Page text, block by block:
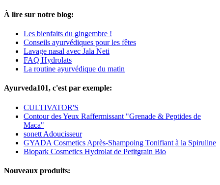
À lire sur notre blog:
Les bienfaits du gingembre !
Conseils ayurvédiques pour les fêtes
Lavage nasal avec Jala Neti
FAQ Hydrolats
La routine ayurvédique du matin
Ayurveda101, c'est par exemple:
CULTIVATOR'S
Contour des Yeux Raffermissant "Grenade & Peptides de
Maca"
sonett Adoucisseur
GYADA Cosmetics Après-Shampoing Tonifiant à la Spiruline
Biopark Cosmetics Hydrolat de Petitgrain Bio
Nouveaux produits: